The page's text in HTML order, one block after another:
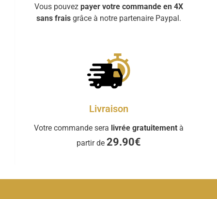
Vous pouvez payer votre commande en 4X
sans frais grâce à notre partenaire Paypal.
Livraison
Votre commande sera livrée gratuitement à
partir de 29.90€